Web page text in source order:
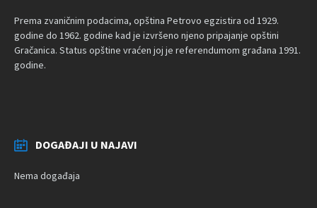
Prema zvaničnim podacima, opština Petrovo egzistira od 1929.
godine do 1962. godine kad je izvršeno njeno pripajanje opštini
Gračanica. Status opštine vraćen joj je referendumom građana 1991.
godine.
DOGAĐAJI U NAJAVI
Nema događaja